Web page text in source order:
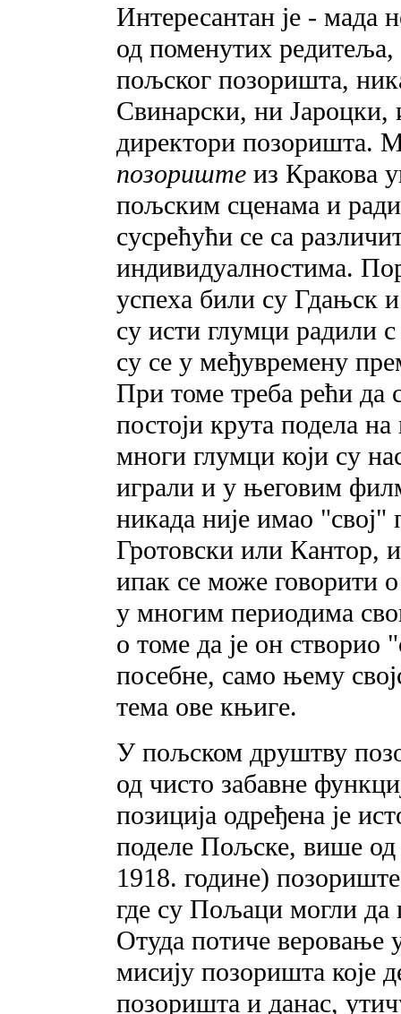
Интересантан је - мада
од поменутих
пољског позоришта,
Свинарски, ни Јароцки,
директори позоришта.
позориште из Кракова
пољским сценама и
сусрећући се са
индивидуалностима.
успеха били су Гдањск
су исти глумци радили
су се у међувремену
При томе треба рећи да
постоји крута подела
многи глумци који су
играли и у његовим
никада није имао
Гротовски или Кантор,
ипак се може говорити
у многим периодима
о томе да је он створио
посебне, само њему
тема ове књиге.
У пољском друштву
од чисто забавне
позиција одређена је
поделе Пољске, више од
1918. године)
где су Пољаци могли да
Отуда потиче веровање
мисију позоришта које
позоришта и данас,